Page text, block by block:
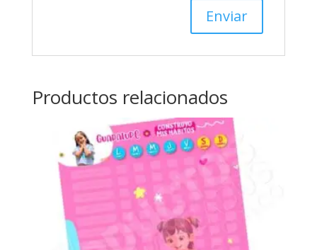
Productos relacionados